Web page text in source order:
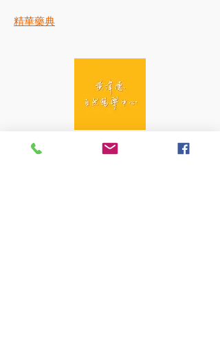
精華藥典
黃偉德自然醫學中心